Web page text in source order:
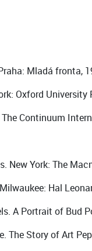
Mladá fronta,
Oxford
Continuum
New York: The
Hal
A Portrait of Bud
The Story of Art